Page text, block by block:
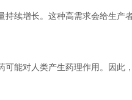
续增长。这种高需求会给生产
能对人类产生药理作用。因此